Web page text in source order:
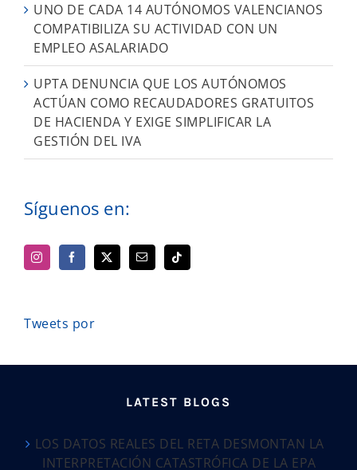
UNO DE CADA 14 AUTÓNOMOS VALENCIANOS
COMPATIBILIZA SU ACTIVIDAD CON UN
EMPLEO ASALARIADO
UPTA DENUNCIA QUE LOS AUTÓNOMOS
ACTÚAN COMO RECAUDADORES GRATUITOS
DE HACIENDA Y EXIGE SIMPLIFICAR LA
GESTIÓN DEL IVA
Síguenos en:
Tweets por
LATEST BLOGS
LOS DATOS REALES DEL RETA DESMONTAN LA
INTERPRETACIÓN CATASTRÓFICA DE LA EPA